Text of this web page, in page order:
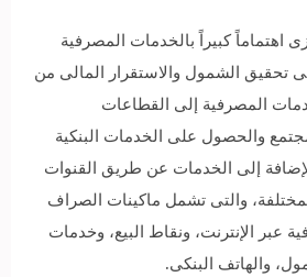
اهتماماً كبيراً بالخدمات المصرفية
تحقيق الشمول والاستقرار المالى من
المصرفية إلى القطاعات
والحصول على الخدمات البنكية
إلى الخدمات عن طريق القنوات
والتى تشمل ماكينات الصراف
عبر الإنترنت، ونقاط البيع، وخدمات
والهاتف البنكى.